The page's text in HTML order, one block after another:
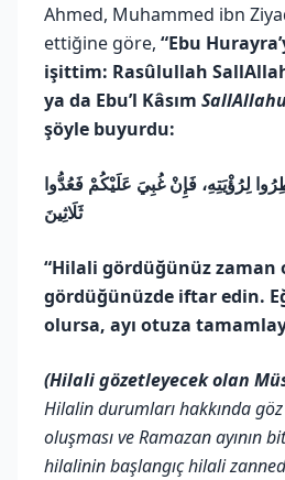
Ahmed, Muhammed ibn
ettiğine göre, “Ebu
işittim: Rasûlullah
ya da Ebu’l Kâsım
şöyle buyurdu:
لِرُؤْيَتِهِ، فَإِنْ غُبِيَ عَلَيْكُمْ فَعُدُّوا
ثَلَاثِينَ
“Hilali gördüğünüz
gördüğünüzde iftar edin.
olursa, ayı otuza
(Hilali gözetleyecek olan
Hilalin durumları hakkında göz
oluşması ve Ramazan ayının
hilalinin başlangıç hilali